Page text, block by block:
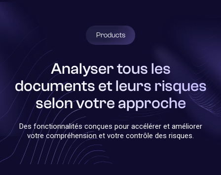
Products
Analyser tous les
documents et leurs risques
selon votre approche
Des fonctionnalités conçues pour accélérer et améliorer
votre compréhension et votre contrôle des risques.